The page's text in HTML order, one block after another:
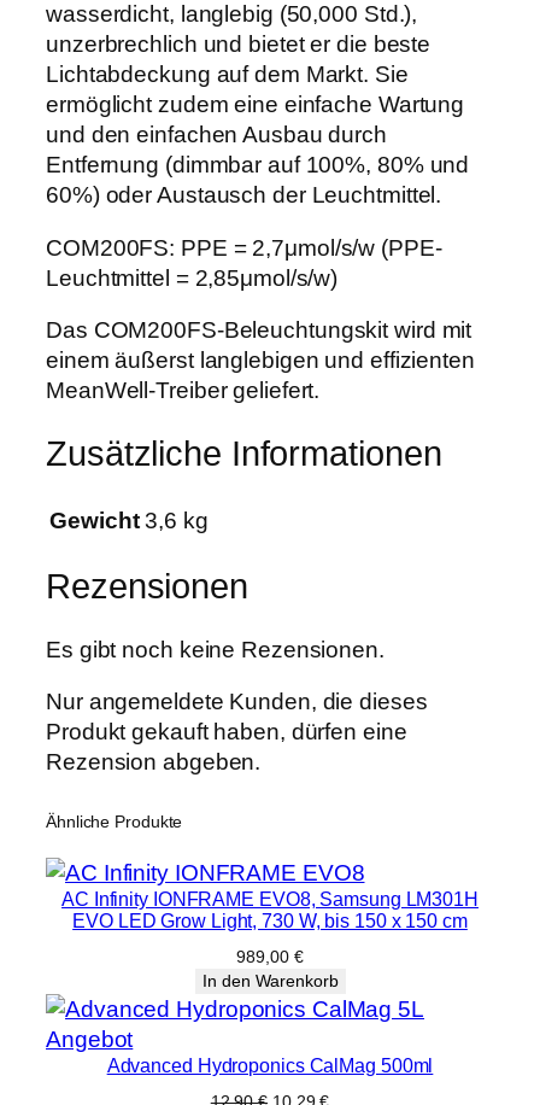
t
2
0
0
W
F
u
l
S
p
e
c
r
u
M
n
e
wasserdicht, langlebig (50,000 Std.),
unzerbrechlich und bietet er die beste
Lichtabdeckung auf dem Markt. Sie
ermöglicht zudem eine einfache Wartung
und den einfachen Ausbau durch
Entfernung (dimmbar auf 100%, 80% und
60%) oder Austausch der Leuchtmittel.
COM200FS: PPE = 2,7μmol/s/w (PPE-
Leuchtmittel = 2,85μmol/s/w)
Das COM200FS-Beleuchtungskit wird mit
einem äußerst langlebigen und effizienten
MeanWell-Treiber geliefert.
Zusätzliche Informationen
Gewicht 3,6 kg
Rezensionen
Es gibt noch keine Rezensionen.
Nur angemeldete Kunden, die dieses
Produkt gekauft haben, dürfen eine
Rezension abgeben.
Ähnliche Produkte
AC Infinity IONFRAME EVO8, Samsung LM301H
EVO LED Grow Light, 730 W, bis 150 x 150 cm
989,00 €
In den Warenkorb
AngebotProdukt
im
Angebot
Advanced Hydroponics CalMag 500ml
Ursprünglicher
Aktueller